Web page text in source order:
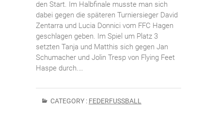
den Start. Im Halbfinale musste man sich
dabei gegen die späteren Turniersieger David
Zentarra und Lucia Donnici vom FFC Hagen
geschlagen geben. Im Spiel um Platz 3
setzten Tanja und Matthis sich gegen Jan
Schumacher und Jolin Tresp von Flying Feet
Haspe durch.…
CATEGORY : FEDERFUSSBALL